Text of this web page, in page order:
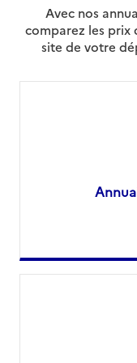
Avec nos
comparez les prix
site de votre